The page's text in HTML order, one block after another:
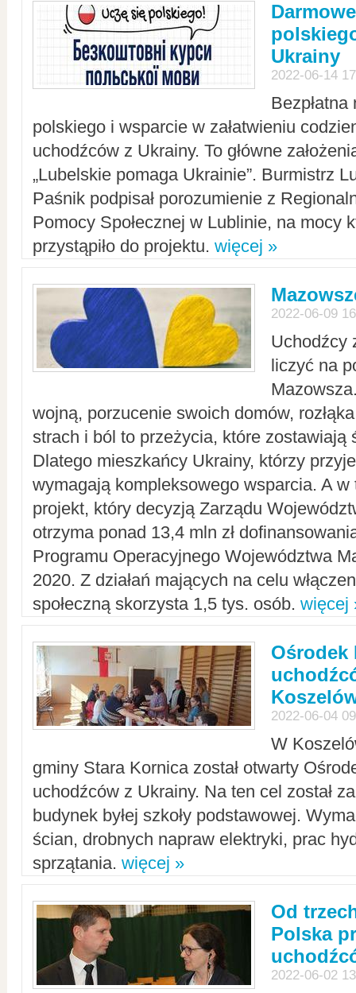
Ukrainy
2022-06-14
polskiego i wsparcie w załatwieniu
uchodźców z Ukrainy. To główne
„Lubelskie pomaga Ukrainie”. Burmistrz
Paśnik podpisał porozumienie z
Pomocy Społecznej w Lublinie, na mocy
przystąpiło do projektu. więcej »
2022-06-09
Uchodźcy
liczyć na
wojną, porzucenie swoich domów,
strach i ból to przeżycia, które zostawiają
Dlatego mieszkańcy Ukrainy, którzy
wymagają kompleksowego wsparcia. A w
projekt, który decyzją Zarządu
otrzyma ponad 13,4 mln zł
Programu Operacyjnego Województwa
2020. Z działań mających na celu
społeczną skorzysta 1,5 tys. osób. więcej
Ośrodek
2022-06-04
W
gminy Stara Kornica został otwarty
uchodźców z Ukrainy. Na ten cel został
budynek byłej szkoły podstawowej.
ścian, drobnych napraw elektryki, prac
sprzątania. więcej »
Od
Polska
2022-06-02